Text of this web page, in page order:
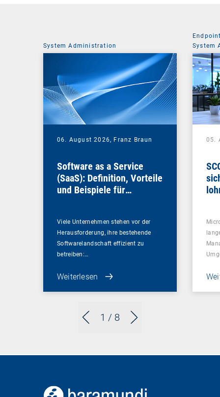
1 / 8
System Administration
06. August 2026, Franz Braun
Software as a Service
(SaaS): Definition, Vorteile
und Beispiele für
Viele Unternehmen stehen vor der
Herausforderung, ihre bestehende
Softwarelandschaft effizient zu
betreiben:…
Weiterlesen
System
05.